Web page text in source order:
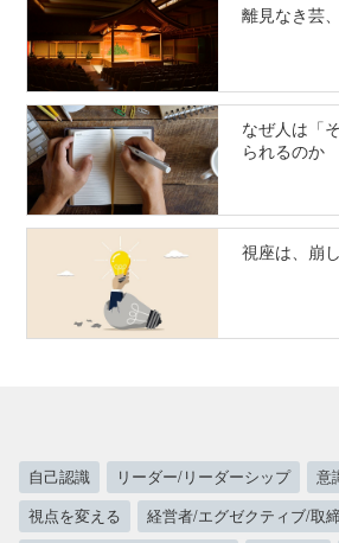
離見なき芸
なぜ人は「
られるのか
視座は、崩
自己認識 リーダー/リーダーシップ
意
視点を変える
経営者/エグゼクティブ/取